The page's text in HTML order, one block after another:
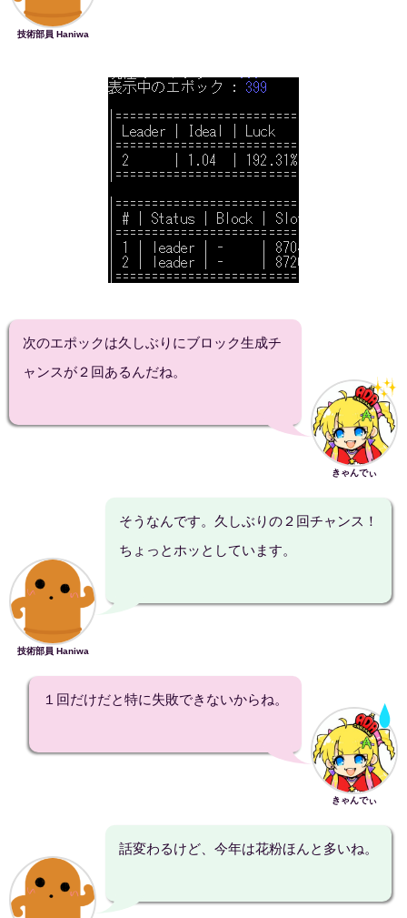
技術部員 Haniwa
次のエポックは久しぶりにブロック生成チ
ャンスが２回あるんだね。
きゃんでぃ
技術部員 Haniwa
そうなんです。久しぶりの２回チャンス！
ちょっとホッとしています。
１回だけだと特に失敗できないからね。
きゃんでぃ
話変わるけど、今年は花粉ほんと多いね。